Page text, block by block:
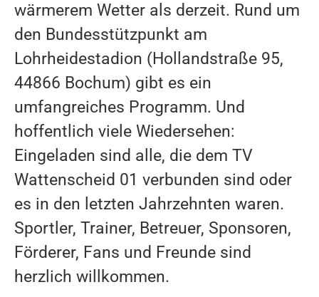
REKORDE
MITGLIEDSCHAFT
GESCHICHTE
SPORTANGEBOT
LEISTUNGSSPORT
NACHWUCHS
PARALYMPISCHER SPORT
BREITENSPORT
wärmerem Wetter als derzeit. Rund um
den Bundesstützpunkt am
Lohrheidestadion (Hollandstraße 95,
44866 Bochum) gibt es ein
umfangreiches Programm. Und
hoffentlich viele Wiedersehen:
Eingeladen sind alle, die dem TV
Wattenscheid 01 verbunden sind oder
es in den letzten Jahrzehnten waren.
Sportler, Trainer, Betreuer, Sponsoren,
Förderer, Fans und Freunde sind
herzlich willkommen.